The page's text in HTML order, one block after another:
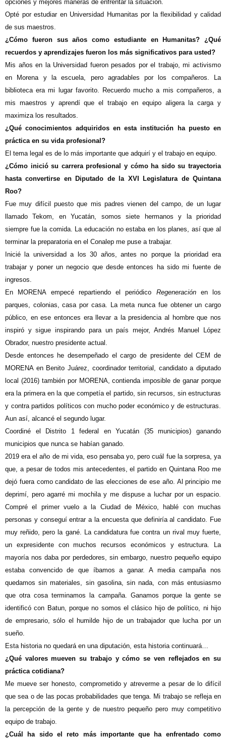
opciones y mejores maneras de enfrentar la situación.
Opté por estudiar en Universidad Humanitas por la flexibilidad y calidad
de sus maestros.
¿Cómo fueron sus años como estudiante en Humanitas? ¿Qué
recuerdos y aprendizajes fueron los más significativos para usted?
Mis años en la Universidad fueron pesados por el trabajo, mi activismo
en Morena y la escuela, pero agradables por los compañeros. La
biblioteca era mi lugar favorito. Recuerdo mucho a mis compañeros, a
mis maestros y aprendí que el trabajo en equipo aligera la carga y
maximiza los resultados.
¿Qué conocimientos adquiridos en esta institución ha puesto en
práctica en su vida profesional?
El tema legal es de lo más importante que adquirí y el trabajo en equipo.
¿Cómo inició su carrera profesional y cómo ha sido su trayectoria
hasta convertirse en Diputado de la XVI Legislatura de Quintana
Roo?
Fue muy difícil puesto que mis padres vienen del campo, de un lugar
llamado Tekom, en Yucatán, somos siete hermanos y la prioridad
siempre fue la comida. La educación no estaba en los planes, así que al
terminar la preparatoria en el Conalep me puse a trabajar.
Inicié la universidad a los 30 años, antes no porque la prioridad era
trabajar y poner un negocio que desde entonces ha sido mi fuente de
ingresos.
En MORENA empecé repartiendo el periódico Regeneración
en los
parques, colonias, casa por casa. La meta nunca fue obtener un cargo
público, en ese entonces era llevar a la presidencia al hombre que nos
inspiró y sigue inspirando para un país mejor, Andrés Manuel López
Obrador, nuestro presidente actual.
Desde entonces he desempeñado el cargo de presidente del CEM de
MORENA en Benito Juárez, coordinador territorial, candidato a diputado
local (2016) también por MORENA, contienda imposible de ganar porque
era la primera en la que competía el partido, sin recursos, sin estructuras
y contra partidos políticos con mucho poder económico y de estructuras.
Aun así, alcancé el segundo lugar.
Coordiné el Distrito 1 federal en Yucatán (35 municipios) ganando
municipios que nunca se habían ganado.
2019 era el año de mi vida, eso pensaba yo, pero cuál fue la sorpresa, ya
que, a pesar de todos mis antecedentes, el partido en Quintana Roo me
dejó fuera como candidato de las elecciones de ese año. Al principio me
deprimí, pero agarré mi mochila y me dispuse a luchar por un espacio.
Compré el primer vuelo a la Ciudad de México, hablé con muchas
personas y conseguí entrar a la encuesta que definiría al candidato. Fue
muy reñido, pero la gané. La candidatura fue contra un rival muy fuerte,
un expresidente con muchos recursos económicos y estructura. La
mayoría nos daba por perdedores, sin embargo, nuestro pequeño equipo
estaba convencido de que íbamos a ganar. A media campaña nos
quedamos sin materiales, sin gasolina, sin nada, con más entusiasmo
que otra cosa terminamos la campaña. Ganamos porque la gente se
identificó con Batun, porque no somos el clásico hijo de político, ni hijo
de empresario, sólo el humilde hijo de un trabajador que lucha por un
sueño.
Esta historia no quedará en una diputación, esta historia continuará…
¿Qué valores mueven su trabajo y cómo se ven reflejados en su
práctica cotidiana?
Me mueve ser honesto, comprometido y atreverme a pesar de lo difícil
que sea o de las pocas probabilidades que tenga. Mi trabajo se refleja en
la percepción de la gente y de nuestro pequeño pero muy competitivo
equipo de trabajo.
¿Cuál ha sido el reto más importante que ha enfrentado como